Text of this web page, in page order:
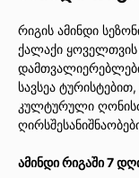
რიგის ამინდი
ქალაქი ყოველთვის
სავსეა
კულტურული
ამინდი რიგაში 7